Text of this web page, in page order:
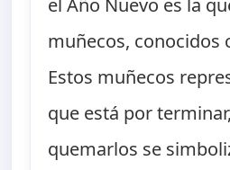
el Año Nuevo es la
muñecos, conocidos
Estos muñecos
que está por
quemarlos se